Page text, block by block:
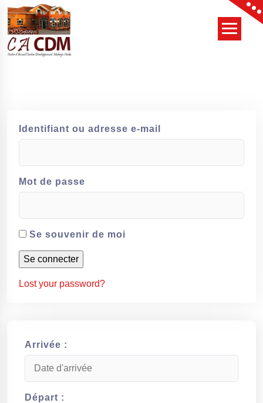
Skip
content
Identifiant ou adresse e-mail
Mot de passe
Se souvenir de moi
Lost your password?
Arrivée :
Départ :